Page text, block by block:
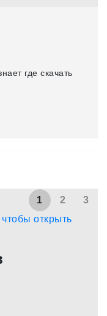
где скачать
1 2 3